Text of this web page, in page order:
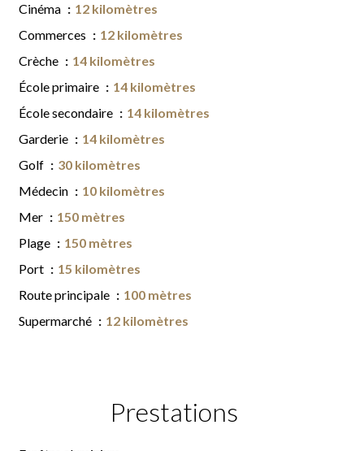
Cinéma
12 kilomètres
Commerces
12 kilomètres
Crèche
14 kilomètres
École primaire
14 kilomètres
École secondaire
14 kilomètres
Garderie
14 kilomètres
Golf
30 kilomètres
Médecin
10 kilomètres
Mer
150 mètres
Plage
150 mètres
Port
15 kilomètres
Route principale
100 mètres
Supermarché
12 kilomètres
Prestations